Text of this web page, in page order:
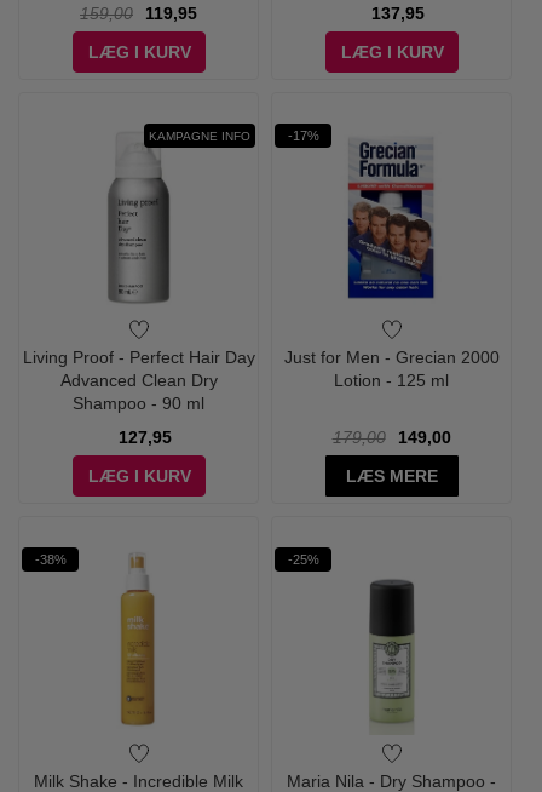
159,00
119,95
LÆG I KURV
137,95
LÆG I KURV
KAMPAGNE INFO
Living Proof - Perfect Hair Day
Advanced Clean Dry
Shampoo - 90 ml
127,95
LÆG I KURV
-17%
Just for Men - Grecian 2000
Lotion - 125 ml
179,00
149,00
LÆS MERE
-38%
Milk Shake - Incredible Milk
-25%
Maria Nila - Dry Shampoo -